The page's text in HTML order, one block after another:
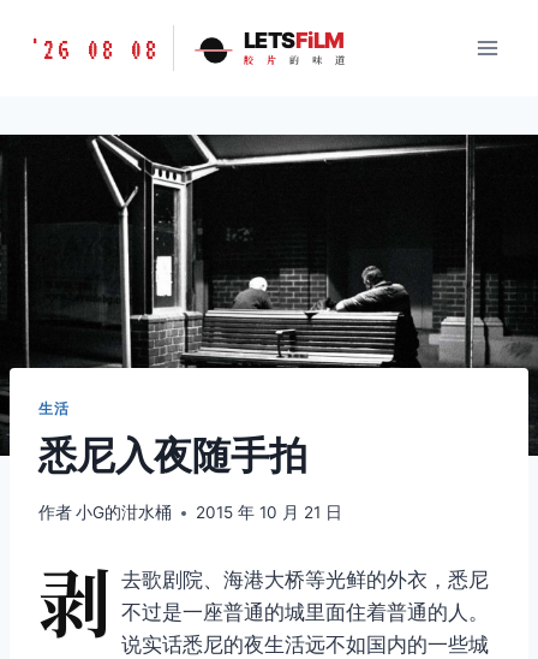
胶
味
LETSFILM
'26 08 08 LETSFiLM
胶 片 的 味 道
生活
悉尼入夜随手拍
作者小G的泔水桶 2015 年 10 月 21 日
剥 去歌剧院、海港大桥等光鲜的外衣，悉尼
不过是一座普通的城里面住着普通的人。
说实话悉尼的夜生活远不如国内的一些城